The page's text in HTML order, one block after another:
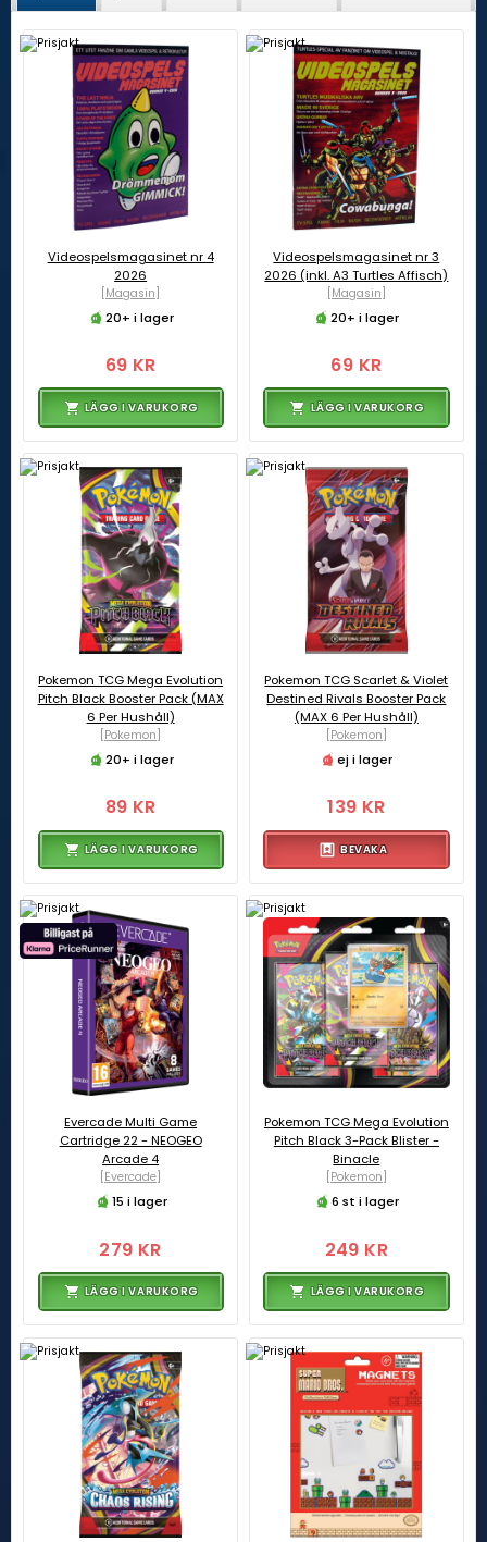
Videospelsmagasinet nr 4
2026
[Magasin]
20+ i lager
69 KR
LÄGG I VARUKORG
Videospelsmagasinet nr 3
2026 (inkl. A3 Turtles Affisch)
[Magasin]
20+ i lager
69 KR
LÄGG I VARUKORG
Pokemon TCG Mega Evolution
Pitch Black Booster Pack (MAX
6 Per Hushåll)
[Pokemon]
20+ i lager
89 KR
LÄGG I VARUKORG
Pokemon TCG Scarlet & Violet
Destined Rivals Booster Pack
(MAX 6 Per Hushåll)
[Pokemon]
ej i lager
139 KR
BEVAKA
Evercade Multi Game
Cartridge 22 - NEOGEO
Arcade 4
[Evercade]
15 i lager
279 KR
LÄGG I VARUKORG
Pokemon TCG Mega Evolution
Pitch Black 3-Pack Blister -
Binacle
[Pokemon]
6 st i lager
249 KR
LÄGG I VARUKORG